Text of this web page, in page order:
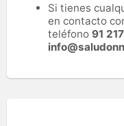
Si tienes
en contacto
teléfono 91